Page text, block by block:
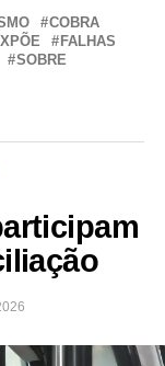
COBRA
FALHAS
SOBRE